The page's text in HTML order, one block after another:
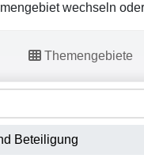
wechseln
Themengebiete